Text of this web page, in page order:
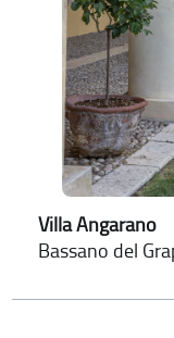
Villa Angarano
Bassano del